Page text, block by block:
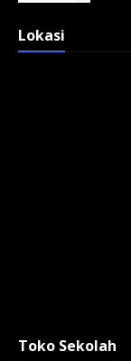
Lokasi
Toko Sekolah